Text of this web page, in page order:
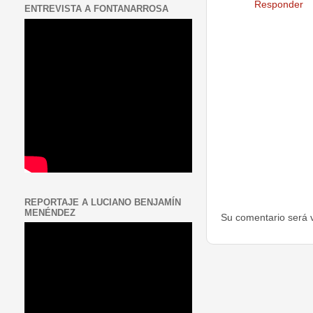
Responder
Su comentario será
ENTREVISTA A FONTANARROSA
REPORTAJE A LUCIANO BENJAMÍN
MENÉNDEZ